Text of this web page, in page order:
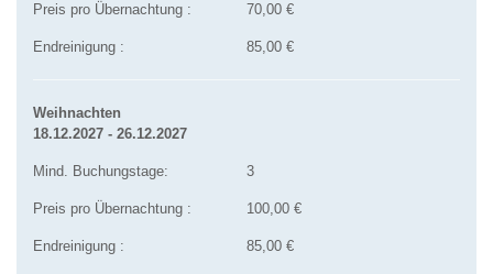
Preis pro Übernachtung : 70,00 €
Endreinigung : 85,00 €
Weihnachten
18.12.2027 - 26.12.2027
Mind. Buchungstage: 3
Preis pro Übernachtung : 100,00 €
Endreinigung : 85,00 €